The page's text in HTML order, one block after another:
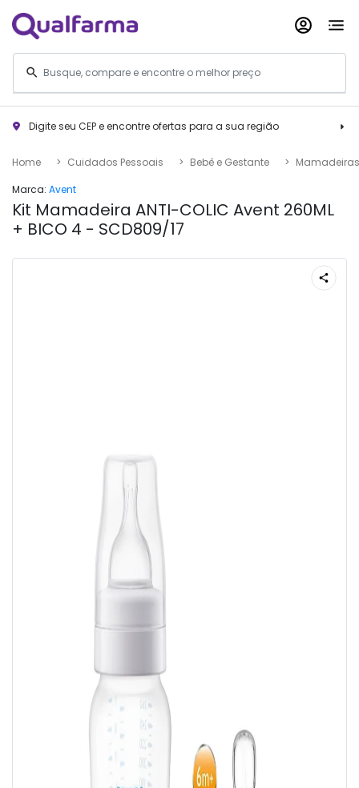
Digite seu CEP e encontre ofertas para a sua região
Home Cuidados Pessoais Bebê e Gestante
Marca: Avent
Kit Mamadeira ANTI-COLIC Avent 260ML
+ BICO 4 - SCD809/17